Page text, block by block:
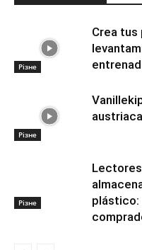
Різне
Crea
Різне
Різне
plástico: